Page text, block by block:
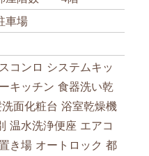
車場
コンロ システムキッ
キッチン 食器洗い乾
面化粧台 浴室乾燥機
温水洗浄便座 エアコ
き場 オートロック 都